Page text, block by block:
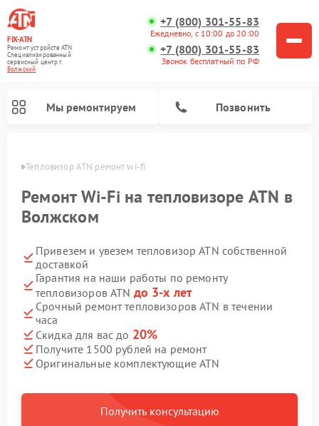
FIX-ATN
Ремонт устройств ATN
Специализированный
cервисный центр г.
Волжский
+7 (800) 301-55-83
Ежедневно, с 10:00 до 20:00
+7 (800) 301-55-83
Звонок бесплатный по РФ
Мы ремонтируем Позвонить
Тепловизор ATN ремонт wi-fi
Ремонт Wi-Fi на тепловизоре ATN в
Волжском
Привезем и увезем тепловизор ATN собственной
доставкой
Гарантия на наши работы по ремонту
тепловизоров ATN до 3-х лет
Срочный ремонт тепловизоров ATN в течении
часа
Скидка для вас до 20%
Получите 1500 рублей на ремонт
Оригинальные комплектующие ATN
Получить консультацию